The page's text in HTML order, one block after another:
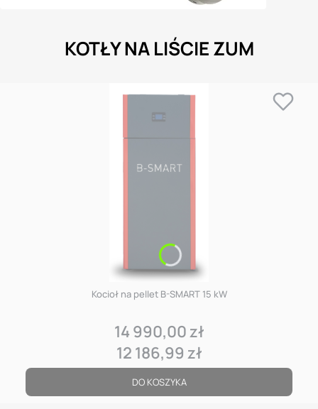
KOTŁY NA LIŚCIE ZUM
Kocioł na pellet B-SMART 15 kW
Cena
14 990,00 zł
Cena
12 186,99 zł
DO KOSZYKA